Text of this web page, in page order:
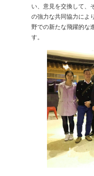
い、意見を交換して、
の強力な共同協力によ
野での新たな飛躍的な
す。